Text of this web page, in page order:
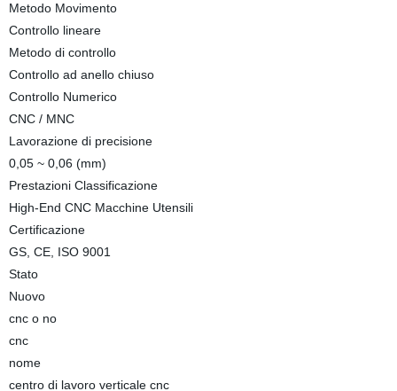
Metodo Movimento
Controllo lineare
Metodo di controllo
Controllo ad anello chiuso
Controllo Numerico
CNC / MNC
Lavorazione di precisione
0,05 ~ 0,06 (mm)
Prestazioni Classificazione
High-End CNC Macchine Utensili
Certificazione
GS, CE, ISO 9001
Stato
Nuovo
cnc o no
cnc
nome
centro di lavoro verticale cnc